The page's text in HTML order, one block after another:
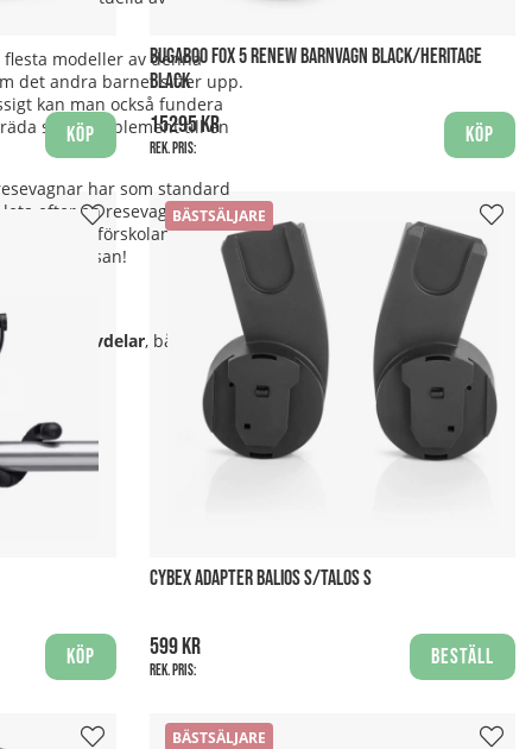
modeller av denna
det andra barnet sitter upp.
kan man också fundera
som komplement till en
har som standard
efter en resevagn som
till förskolan. Ska man
på flygresan!
reservdelar, både till
Köp
BUGABOO FOX 5 RENEW BARNVAGN BLACK/HERITAGE
BLACK
15295 kr
Rek. pris:
Köp
Köp
BÄSTSÄLJARE
CYBEX ADAPTER BALIOS S/TALOS S
599 kr
Rek. pris:
Beställ
BÄSTSÄLJARE